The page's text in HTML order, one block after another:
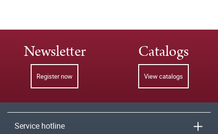
Newsletter
Register now
Catalogs
View catalogs
Service hotline